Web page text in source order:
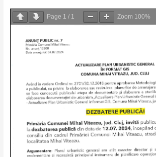
Page 1 / 1 Zoom 100%
publică
–
10,00